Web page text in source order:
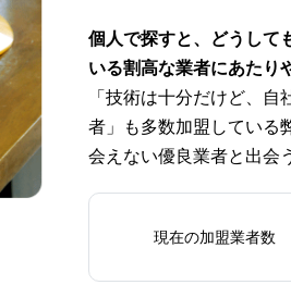
個人で探すと、どうして
いる割高な業者にあたり
「技術は十分だけど、
者」も多数加盟している
会えない優良業者と出会
現在の加盟業者数